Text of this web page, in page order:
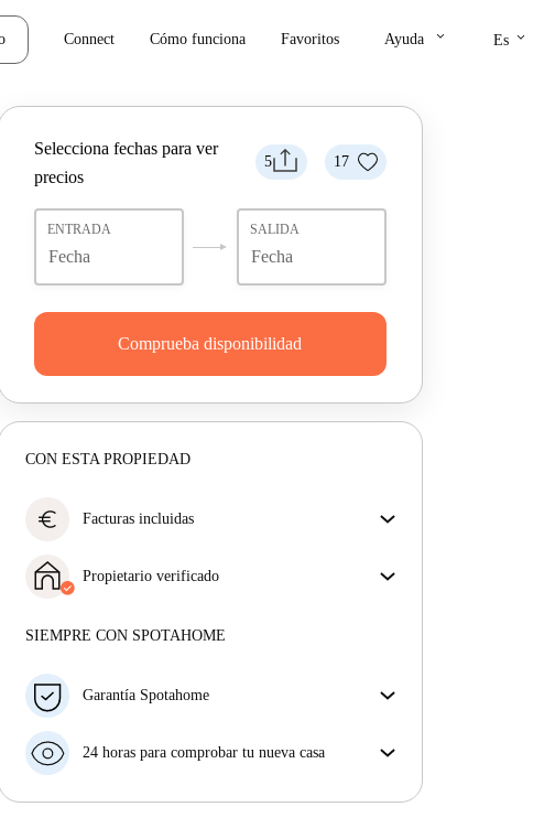
Connect Cómo funciona Favoritos Ayuda keyboard_arrow_down Es keyboard_arrow_down
5 17
Selecciona fechas para ver
precios
ENTRADA SALIDA
Comprueba disponibilidad
CON ESTA PROPIEDAD
euro Facturas incluidas
facturas incluidas, que cubren alquiler y servicios
para una experiencia de alquiler sin complicaciones.
Propietario verificado
Más sobre este arrendador
SIEMPRE CON SPOTAHOME
Garantía Spotahome
horas previas a la fecha de entrada, Spotahome A) te
el hotel hasta que encuentres nueva casa o B) te hará
24 horas para comprobar tu nueva casa